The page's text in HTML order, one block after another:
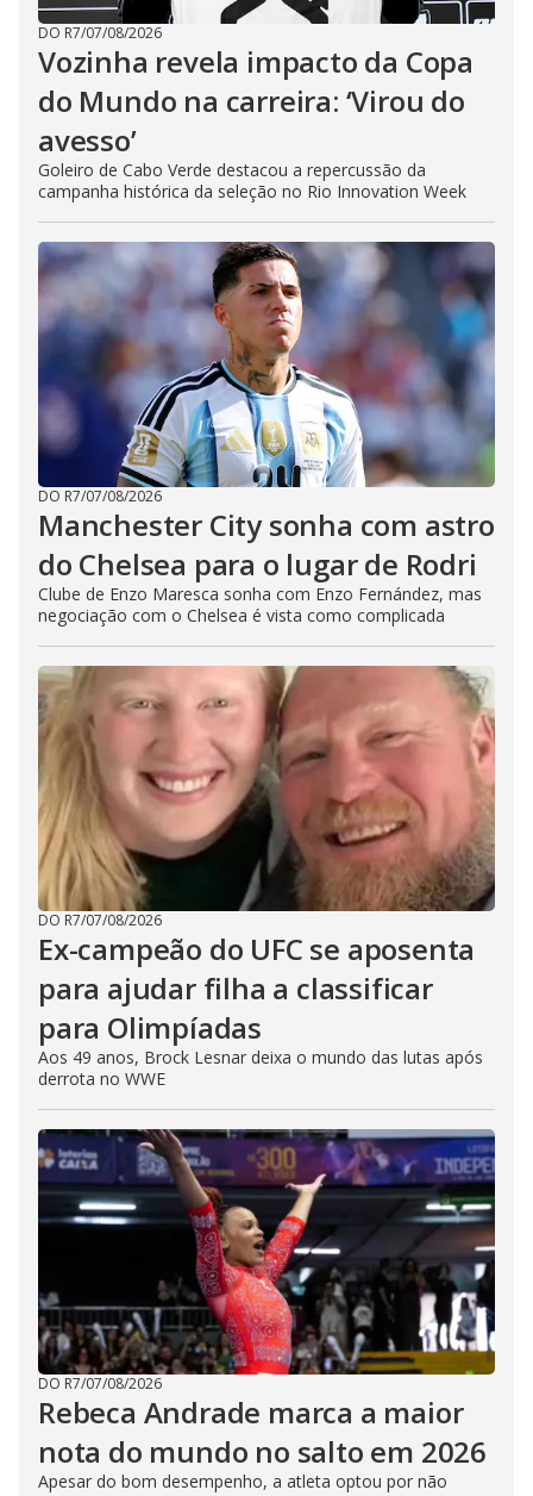
DO R7/07/08/2026
Vozinha revela impacto da Copa
do Mundo na carreira: ‘Virou do
avesso’
Goleiro de Cabo Verde destacou a repercussão da
campanha histórica da seleção no Rio Innovation Week
DO R7/07/08/2026
Manchester City sonha com astro
do Chelsea para o lugar de Rodri
Clube de Enzo Maresca sonha com Enzo Fernández, mas
negociação com o Chelsea é vista como complicada
DO R7/07/08/2026
Ex-campeão do UFC se aposenta
para ajudar filha a classificar
para Olimpíadas
Aos 49 anos, Brock Lesnar deixa o mundo das lutas após
derrota no WWE
DO R7/07/08/2026
Rebeca Andrade marca a maior
nota do mundo no salto em 2026
Apesar do bom desempenho, a atleta optou por não